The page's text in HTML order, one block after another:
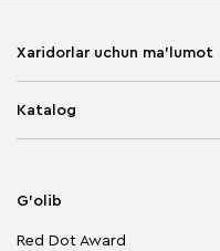
Xaridorlar uchun ma'lumot
Katalog
G'olib
Red Dot Award